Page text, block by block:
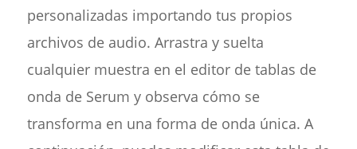
personalizadas importando tus propios
archivos de audio. Arrastra y suelta
cualquier muestra en el editor de tablas de
onda de Serum y observa cómo se
transforma en una forma de onda única. A